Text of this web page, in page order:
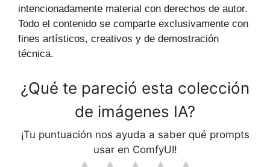
intencionadamente material con derechos de autor.
Todo el contenido se comparte exclusivamente con
fines artísticos, creativos y de demostración
técnica.
¿Qué te pareció esta colección
de imágenes IA?
¡Tu puntuación nos ayuda a saber qué prompts
usar en ComfyUI!